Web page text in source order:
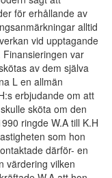
för erhållande av
alltid
vid upptagande
var
av dem själva
L en allmän
erbjudande om att
sköta om den
ringde W.A till K.H
som hon
därför- en
värdering vilken